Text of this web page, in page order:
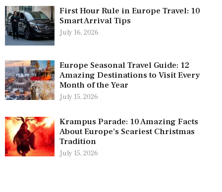
First Hour Rule in Europe Travel: 10
Smart Arrival Tips
July 16, 2026
Europe Seasonal Travel Guide: 12
Amazing Destinations to Visit Every
Month of the Year
July 15, 2026
Krampus Parade: 10 Amazing Facts
About Europe’s Scariest Christmas
Tradition
July 15, 2026